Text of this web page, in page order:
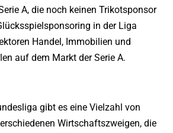
A, die noch keinen Trikotsponsor
in der Liga
Handel, Immobilien und
auf dem Markt der Serie A.
gibt es eine Vielzahl von
Wirtschaftszweigen, die